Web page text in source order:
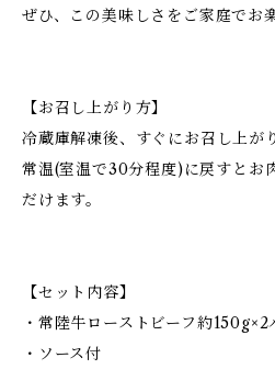
ぜひ、この美味しさをご家庭でお
【お召し上がり方】
冷蔵庫解凍後、すぐにお召し上が
常温(室温で30分程度)に戻すとお
だけます。
【セット内容】
・常陸牛ローストビーフ約150g×2
・ソース付